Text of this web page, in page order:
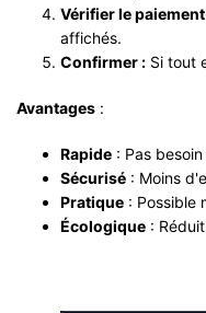
Vérifier le
affichés.
Confirmer : Si tout
Avantages :
Rapide : Pas
Sécurisé : Moins
Pratique : Possible
Écologique :